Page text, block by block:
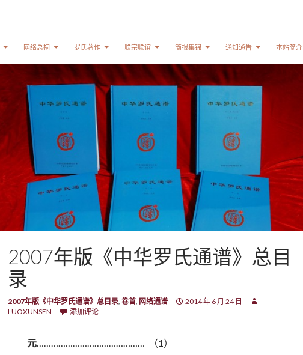
网络总祠 罗氏著作 联宗联谊 简报集锦 通知通告 本站简介
2007年版《中华罗氏通谱》总目
录
2007年版《中华罗氏通谱》总目录, 卷首, 网络通谱
2014 年 6 月 24 日
LUOXUNSEN
添加评论
元……………………………………… （1）